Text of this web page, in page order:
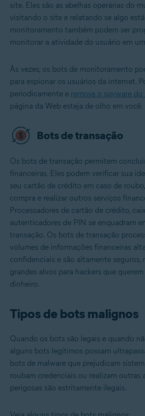
site. Eles são as abelhas operárias do
visitando o site e relatando se algo
monitoramento também podem ser
monitorar a atividade do usuário em
Às vezes, os bots de monitoramento
para espionar os usuários da internet.
periodicamente e remova o spyware do
página da Web esteja de olho em você.
Bots de transação
Os bots de transação permitem
financeiras. Eles podem verificar sua
seu cartão de crédito em caso de
compra e realizar outros serviços
Processadores de cartão de crédito,
autenticadores de PIN se enquadram
transação. Os bots de transação
volumes de informações financeiras
confidenciais e são altamente seguros,
grandes alvos para hackers que
dinheiro.
Tipos de bots malignos
Quando os bots são legais e quando
alguns bots legítimos possam
bots de malware que prejudicam
roubam credenciais ou realizam outras
perigosas são estritamente ilegais.